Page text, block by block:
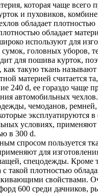
которая чаще всего
и пуховиков,
обладает
обладает
используют для
сумок, головных уборов,
для пошива курток,
как такую ткань
материей считается
240 d, ее гораздо чаще
автомобильных чехлов.
чемоданов,
эксплуатируются в
условиях, применяют
в 300 d.
спросом пользуется
для
спецодежды. Кроме
с такой плотностью
свойствами.
600 среди дачников,